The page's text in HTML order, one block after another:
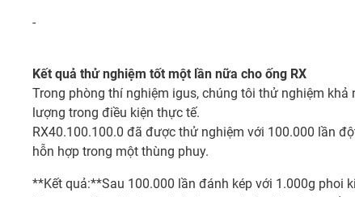
-
Kết quả thử nghiệm tốt một lần nữa cho ống RX
Trong phòng thí nghiệm igus, chúng tôi thử nghiệm khả
lượng trong điều kiện thực tế.
RX40.100.100.0 đã được thử nghiệm với 100.000 lần
hỗn hợp trong một thùng phuy.
**Kết quả:**Sau 100.000 lần đánh kép với 1.000g phoi